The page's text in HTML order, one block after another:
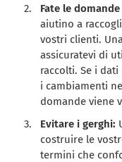
Fate le
aiutino a
vostri clienti.
assicuratevi di
raccolti. Se i
i cambiamenti
domande viene
Evitare i gerghi:
costruire le
termini che